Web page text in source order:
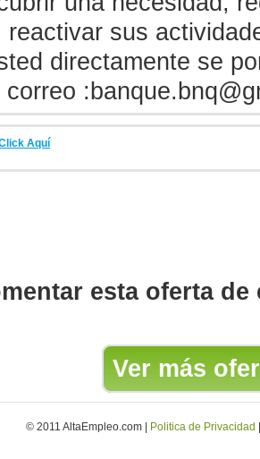
reactivar sus
directamente se
:
Aquí
esta oferta de
Ver más
© 2011 AltaEmpleo.com | Politica de Privacidad